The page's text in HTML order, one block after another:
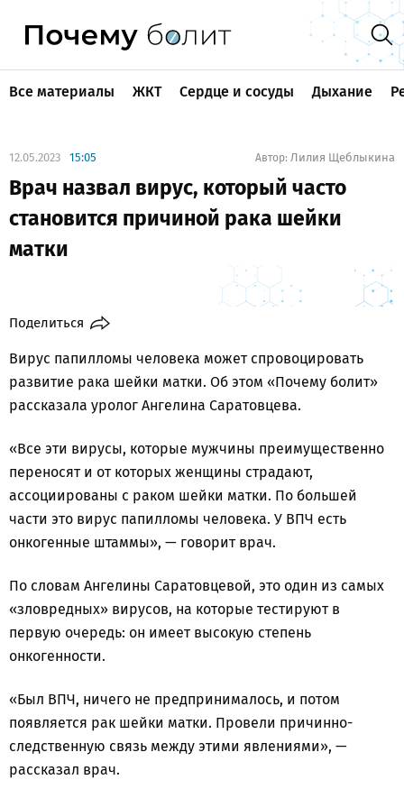
Все материалы ЖКТ Сердце и сосуды Дыхание
12.05.2023 15:05 Автор: Лилия Щеблыкина
Врач назвал вирус, который часто
становится причиной рака шейки
матки
Поделиться
Вирус папилломы человека может спровоцировать
развитие рака шейки матки. Об этом «Почему болит»
рассказала уролог Ангелина Саратовцева.
«Все эти вирусы, которые мужчины преимущественно
переносят и от которых женщины страдают,
ассоциированы с раком шейки матки. По большей
части это вирус папилломы человека. У ВПЧ есть
онкогенные штаммы», — говорит врач.
По словам Ангелины Саратовцевой, это один из самых
«зловредных» вирусов, на которые тестируют в
первую очередь: он имеет высокую степень
онкогенности.
«Был ВПЧ, ничего не предпринималось, и потом
появляется рак шейки матки. Провели причинно-
следственную связь между этими явлениями», —
рассказал врач.